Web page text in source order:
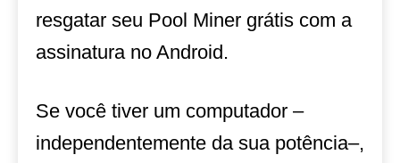
resgatar seu Pool Miner grátis com a
assinatura no Android.
Se você tiver um computador –
independentemente da sua potência–,